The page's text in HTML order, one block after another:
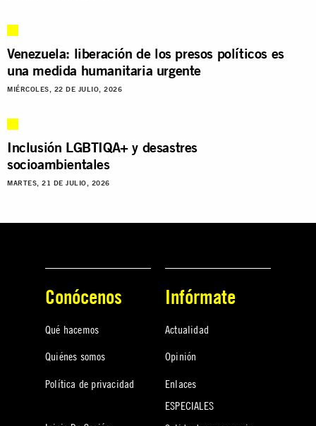
Venezuela: liberación de los presos políticos es
una medida humanitaria urgente
MIÉRCOLES, 22 DE JULIO, 2026
Inclusión LGBTIQA+ y desastres
socioambientales
MARTES, 21 DE JULIO, 2026
Conócenos
Qué hacemos
Quiénes somos
Política de privacidad
Infórmate
Actualidad
Opinión
Enlaces
ESPECIALES